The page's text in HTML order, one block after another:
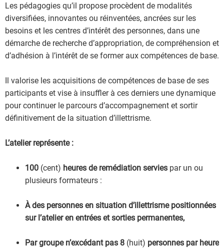
Les pédagogies qu’il propose procèdent de modalités
diversifiées, innovantes ou réinventées, ancrées sur les
besoins et les centres d’intérêt des personnes, dans une
démarche de recherche d’appropriation, de compréhension et
d’adhésion à l’intérêt de se former aux compétences de base.
Il valorise les acquisitions de compétences de base de ses
participants et vise à insuffler à ces derniers une dynamique
pour continuer le parcours d’accompagnement et sortir
définitivement de la situation d’illettrisme.
L’atelier représente :
100 (cent) heures de remédiation servies par un ou
plusieurs formateurs :
À des personnes en situation d’illettrisme positionnées
sur l’atelier en entrées et sorties permanentes,
Par groupe n’excédant pas 8 (huit) personnes par heure